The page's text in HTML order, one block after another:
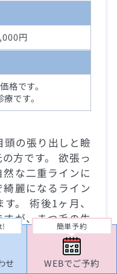
せ
簡単予約
WEBでご予約
円
格です。
です。
頭の張り出しと瞼
方です。 欲張っ
な二重ラインに
麗になるライン
。 術後1ヶ月、
が、まつ毛の生
た華やかな目元に